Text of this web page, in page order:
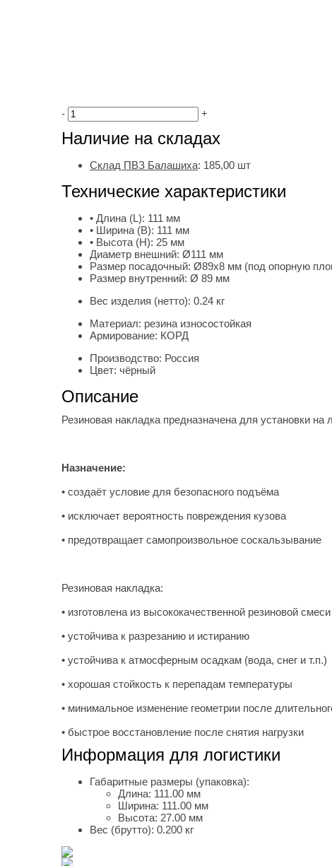
- +
Наличие на складах
Склад ПВЗ Балашиха: 185,00 шт
Технические характеристики
• Длина (L): 111 мм
• Ширина (B): 111 мм
• Высота (H): 25 мм
Диаметр внешний: Ø111 мм
Размер посадочный: Ø89х8 мм (под опорную
Размер внутренний: Ø 89 мм
Вес изделия (нетто): 0.24 кг
Материал: резина износостойкая
Армирование: КОРД
Производство: Россия
Цвет: чёрный
Описание
Резиновая накладка предназначена для установки
Назначение:
• создаёт условие для безопасного подъёма
• исключает вероятность повреждения кузова
• предотвращает самопроизвольное соскальзывание
Резиновая накладка:
• изготовлена из высококачественной резиновой смеси
• устойчива к разрезанию и истиранию
• устойчива к атмосферным осадкам (вода, снег и т.п.)
• хорошая стойкость к перепадам температуры
• минимальное изменение геометрии после
• быстрое восстановление после снятия нагрузки
Информация для логистики
Габаритные размеры (упаковка):
Длина: 111.00 мм
Ширина: 111.00 мм
Высота: 27.00 мм
Вес (брутто): 0.200 кг